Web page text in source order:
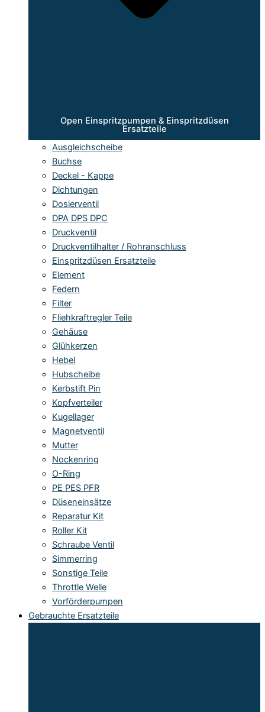
Open Einspritzpumpen & Einspritzdüsen
Ersatzteile
Ausgleichscheibe
Buchse
Deckel - Kappe
Dichtungen
Dosierventil
DPA DPS DPC
Druckventil
Druckventilhalter / Rohranschluss
Einspritzdüsen Ersatzteile
Element
Federn
Filter
Fliehkraftregler Teile
Gehäuse
Glühkerzen
Hebel
Hubscheibe
Kerbstift Pin
Kopfverteiler
Kugellager
Magnetventil
Mutter
Nockenring
O-Ring
PE PES PFR
Düseneinsätze
Reparatur Kit
Roller Kit
Schraube Ventil
Simmerring
Sonstige Teile
Throttle Welle
Vorförderpumpen
Gebrauchte Ersatzteile